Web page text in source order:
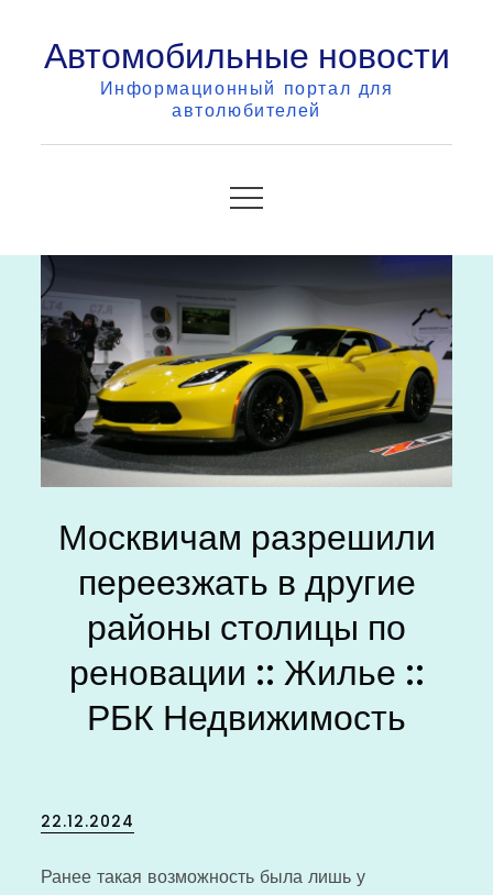
contentАвтомобильные новости
Информационный портал для
автолюбителей
Москвичам разрешили
переезжать в другие
районы столицы по
реновации :: Жилье ::
РБК Недвижимость
Posted
22.12.2024
Ранее такая возможность была лишь у